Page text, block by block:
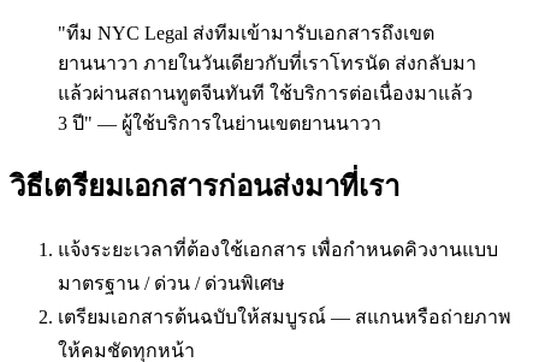
"ทีม NYC Legal ส่งทีมเข้ามารับเอกสารถึงเขต
ยานนาวา ภายในวันเดียวกับที่เราโทรนัด ส่งกลับมา
แล้วผ่านสถานทูตจีนทันที ใช้บริการต่อเนื่องมาแล้ว
3 ปี" — ผู้ใช้บริการในย่านเขตยานนาวา
วิธีเตรียมเอกสารก่อนส่งมาที่เรา
แจ้งระยะเวลาที่ต้องใช้เอกสาร เพื่อกำหนดคิวงานแบบ
มาตรฐาน / ด่วน / ด่วนพิเศษ
เตรียมเอกสารต้นฉบับให้สมบูรณ์ — สแกนหรือถ่ายภาพ
ให้คมชัดทุกหน้า